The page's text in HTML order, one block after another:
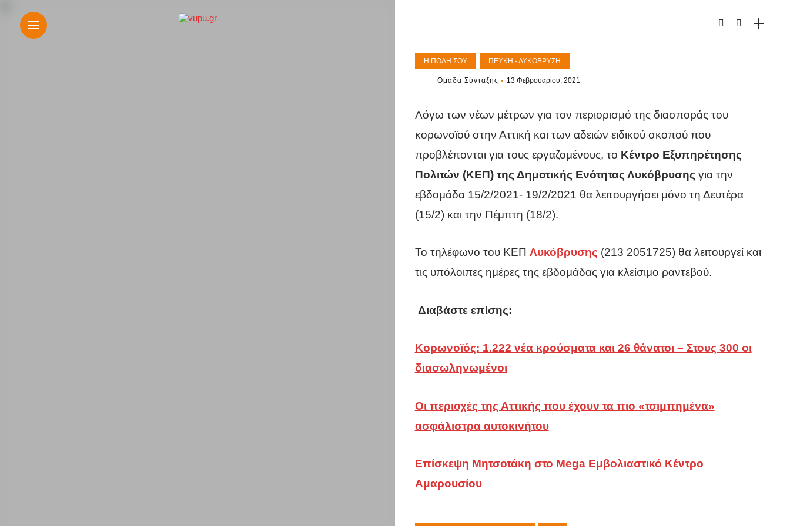
Η
πόλη
σου
Η ΠΌΛΗ ΣΟΥ ΠΕΎΚΗ - ΛΥΚΌΒΡΥΣΗ
Ομάδα Σύνταξης 13 Φεβρουαρίου, 2021
Λόγω των νέων μέτρων για τον περιορισμό της διασποράς του
κορωνοϊού στην Αττική και των αδειών ειδικού σκοπού που
προβλέπονται για τους εργαζομένους, το Κέντρο Εξυπηρέτησης
Πολιτών (ΚΕΠ) της Δημοτικής Ενότητας Λυκόβρυσης για την
εβδομάδα 15/2/2021- 19/2/2021 θα λειτουργήσει μόνο τη Δευτέρα
(15/2) και την Πέμπτη (18/2).
Το τηλέφωνο του ΚΕΠ Λυκόβρυσης (213 2051725) θα λειτουργεί και
τις υπόλοιπες ημέρες της εβδομάδας για κλείσιμο ραντεβού.
Διαβάστε επίσης:
Κορωνοϊός: 1.222 νέα κρούσματα και 26 θάνατοι – Στους 300 οι
διασωληνωμένοι
Οι περιοχές της Αττικής που έχουν τα πιο «τσιμπημένα»
ασφάλιστρα αυτοκινήτου
Επίσκεψη Μητσοτάκη στο Mega Εμβολιαστικό Κέντρο
Αμαρουσίου